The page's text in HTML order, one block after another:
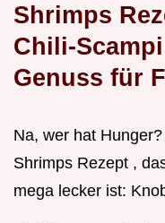
Shrimps
Chili-
Genuss für
Na, wer hat
Shrimps Rezept ,
mega lecker ist: